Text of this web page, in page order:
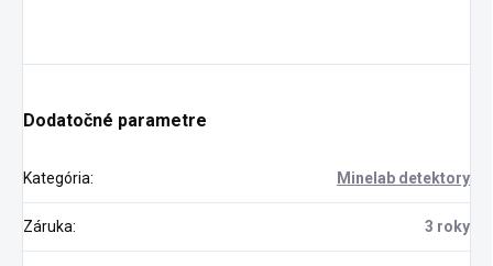
Dodatočné parametre
Kategória: Minelab detektory
Záruka: 3 roky